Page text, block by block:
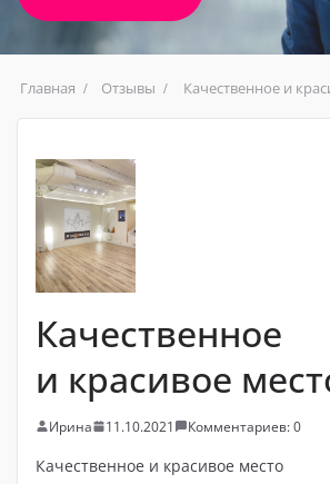
Главная Отзывы Качественное и
Качественное
и красивое
Ирина 11.10.2021 Комментариев: 0
Качественное и красивое место